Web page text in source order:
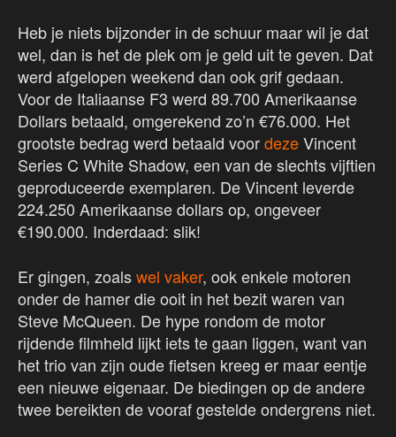
Heb je niets bijzonder in de schuur maar wil je dat
wel, dan is het de plek om je geld uit te geven. Dat
werd afgelopen weekend dan ook grif gedaan.
Voor de Italiaanse F3 werd 89.700 Amerikaanse
Dollars betaald, omgerekend zo’n €76.000. Het
grootste bedrag werd betaald voordezeVincent
Series C White Shadow, een van de slechts vijftien
geproduceerde exemplaren. De Vincent leverde
224.250 Amerikaanse dollars op, ongeveer
€190.000. Inderdaad: slik!
Er gingen, zoalswel vaker, ook enkele motoren
onder de hamer die ooit in het bezit waren van
Steve McQueen. De hype rondom de motor
rijdende filmheld lijkt iets te gaan liggen, want van
het trio van zijn oude fietsen kreeg er maar eentje
een nieuwe eigenaar. De biedingen op de andere
twee bereikten de vooraf gestelde ondergrens niet.